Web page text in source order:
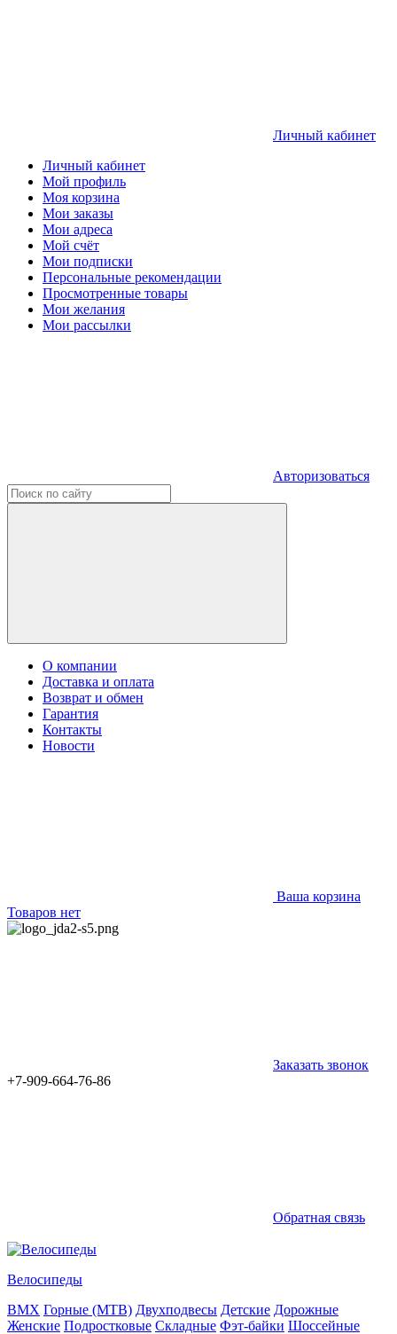
Личный кабинет
Личный кабинет
Мой профиль
Моя корзина
Мои заказы
Мои адреса
Мой счёт
Мои подписки
Персональные рекомендации
Просмотренные товары
Мои желания
Мои рассылки
Авторизоваться
О компании
Доставка и оплата
Возврат и обмен
Гарантия
Контакты
Новости
Ваша корзина
Товаров нет
Заказать звонок
+7-909-664-76-86
Обратная связь
Велосипеды
BMX Горные (MTB) Двухподвесы Детские Дорожные
Женские Подростковые Складные Фэт-байки Шоссейные